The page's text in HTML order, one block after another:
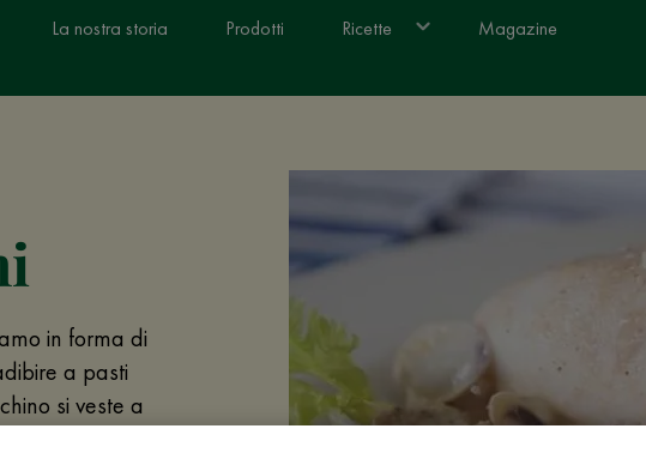
La nostra storia Prodotti Ricette Magazine
in forma di
a pasti
si veste a